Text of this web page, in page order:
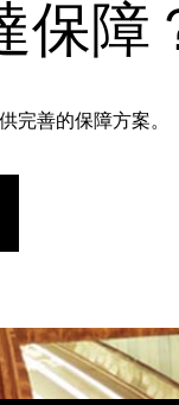
保障
完善的保障方案。